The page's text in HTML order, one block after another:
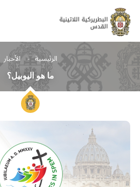
الرئيسية الأخبار
ما هو اليوبيل؟